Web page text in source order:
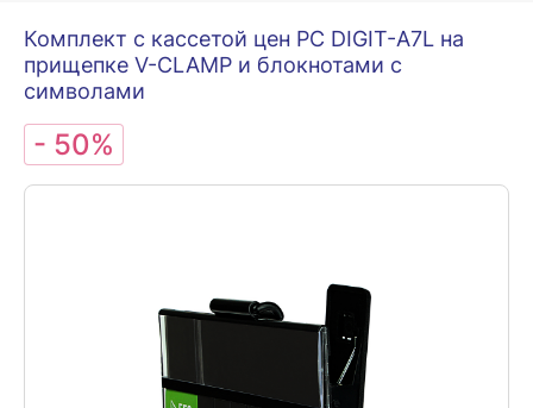
Комплект с кассетой цен PC DIGIT-A7L на
прищепке V-CLAMP и блокнотами с
символами
- 50%